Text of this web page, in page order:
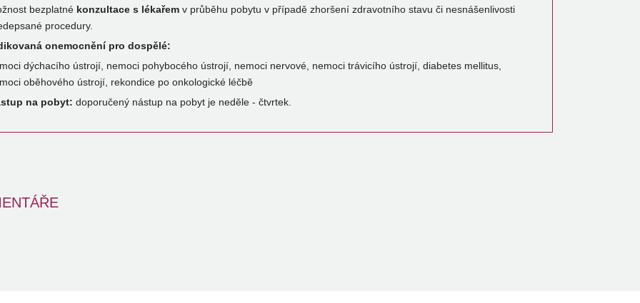
bezplatné konzultace s lékařemv průběhu pobytu v případě zhoršení zdravotního stavu či nesnášenlivosti
procedury.
onemocnění pro dospělé:
dýchacího ústrojí, nemoci pohybocého ústrojí, nemoci nervové, nemoci trávicího ústrojí, diabetes mellitus,
oběhového ústrojí, rekondice po onkologické léčbě
na pobyt: doporučený nástup na pobyt je neděle - čtvrtek.